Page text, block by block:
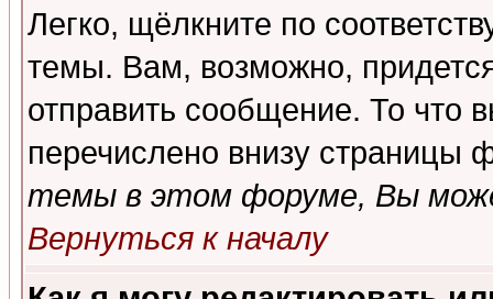
Легко, щёлкните по
темы. Вам, возможно,
отправить сообщение. То что
перечислено внизу страницы
темы в этом форуме, Вы
Вернуться к началу